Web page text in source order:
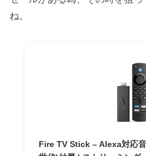
ね。
Fire TV Stick – Alexa対応